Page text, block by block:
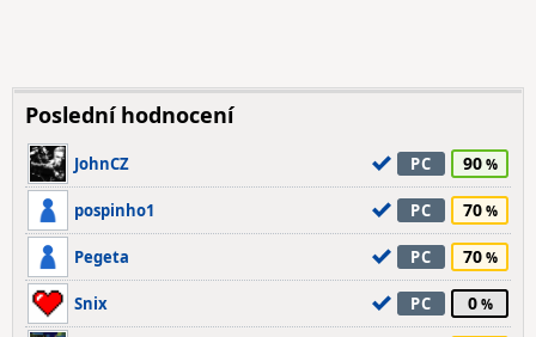
Poslední hodnocení
JohnCZ PC 90
pospinho1 PC 70
Pegeta PC 70
Snix PC 0